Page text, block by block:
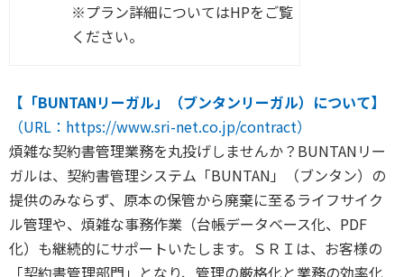
※プラン詳細についてはHPをご覧
ください。
【「BUNTANリーガル」（ブンタンリーガル）について】
（URL：https://www.sri-net.co.jp/contract）
煩雑な契約書管理業務を丸投げしませんか？BUNTANリー
ガルは、契約書管理システム「BUNTAN」（ブンタン）の
提供のみならず、原本の保管から廃棄に至るライフサイク
ル管理や、煩雑な事務作業（台帳データベース化、PDF
化）も継続的にサポートいたします。ＳＲＩは、お客様の